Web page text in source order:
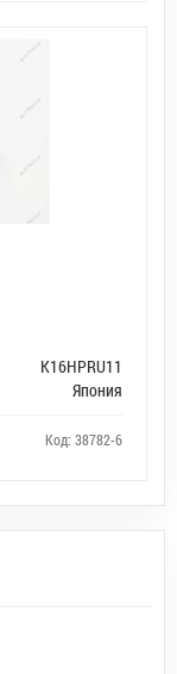
K16HPRU11
Япония
Код: 38782-6